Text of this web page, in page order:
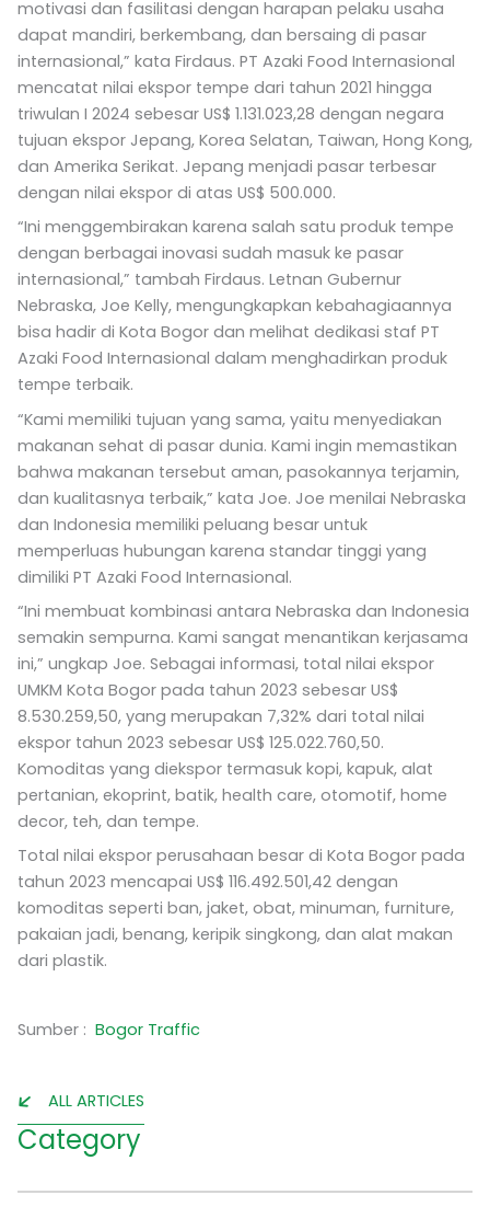
motivasi dan fasilitasi dengan harapan pelaku usaha
dapat mandiri, berkembang, dan bersaing di pasar
internasional,” kata Firdaus. PT Azaki Food Internasional
mencatat nilai ekspor tempe dari tahun 2021 hingga
triwulan I 2024 sebesar US$ 1.131.023,28 dengan negara
tujuan ekspor Jepang, Korea Selatan, Taiwan, Hong Kong,
dan Amerika Serikat. Jepang menjadi pasar terbesar
dengan nilai ekspor di atas US$ 500.000.
“Ini menggembirakan karena salah satu produk tempe
dengan berbagai inovasi sudah masuk ke pasar
internasional,” tambah Firdaus. Letnan Gubernur
Nebraska, Joe Kelly, mengungkapkan kebahagiaannya
bisa hadir di Kota Bogor dan melihat dedikasi staf PT
Azaki Food Internasional dalam menghadirkan produk
tempe terbaik.
“Kami memiliki tujuan yang sama, yaitu menyediakan
makanan sehat di pasar dunia. Kami ingin memastikan
bahwa makanan tersebut aman, pasokannya terjamin,
dan kualitasnya terbaik,” kata Joe. Joe menilai Nebraska
dan Indonesia memiliki peluang besar untuk
memperluas hubungan karena standar tinggi yang
dimiliki PT Azaki Food Internasional.
“Ini membuat kombinasi antara Nebraska dan Indonesia
semakin sempurna. Kami sangat menantikan kerjasama
ini,” ungkap Joe. Sebagai informasi, total nilai ekspor
UMKM Kota Bogor pada tahun 2023 sebesar US$
8.530.259,50, yang merupakan 7,32% dari total nilai
ekspor tahun 2023 sebesar US$ 125.022.760,50.
Komoditas yang diekspor termasuk kopi, kapuk, alat
pertanian, ekoprint, batik, health care, otomotif, home
decor, teh, dan tempe.
Total nilai ekspor perusahaan besar di Kota Bogor pada
tahun 2023 mencapai US$ 116.492.501,42 dengan
komoditas seperti ban, jaket, obat, minuman, furniture,
pakaian jadi, benang, keripik singkong, dan alat makan
dari plastik.
Sumber : Bogor Traffic
ALL ARTICLES
Category